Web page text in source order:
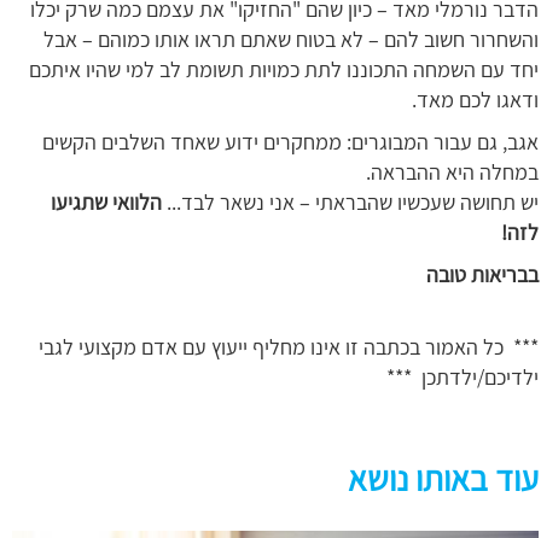
הדבר נורמלי מאד – כיון שהם "החזיקו" את עצמם כמה שרק יכלו
והשחרור חשוב להם – לא בטוח שאתם תראו אותו כמוהם – אבל
יחד עם השמחה התכוננו לתת כמויות תשומת לב למי שהיו איתכם
ודאגו לכם מאד.
אגב, גם עבור המבוגרים: ממחקרים ידוע שאחד השלבים הקשים
במחלה היא ההבראה.
יש תחושה שעכשיו שהבראתי – אני נשאר לבד... הלוואי שתגיעו
לזה!
בבריאות טובה
*** כל האמור בכתבה זו אינו מחליף ייעוץ עם אדם מקצועי לגבי
ילדיכם/ילדתכן ***
עוד באותו נושא